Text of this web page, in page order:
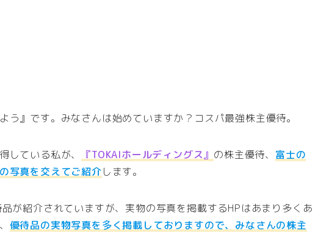
う』です。みなさんは始めていますか？コスパ最強株主優待。
している私が、 『TOKAIホールディングス』 の株主優待、 富士の
写真を交えてご紹介します。
が紹介されていますが、実物の写真を掲載するHPはあまり多くあ
優待品の実物写真を多く掲載しておりますので、みなさんの株主